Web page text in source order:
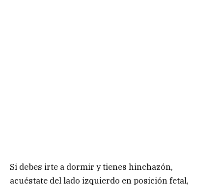
Si debes irte a dormir y tienes hinchazón,
acuéstate del lado izquierdo en posición fetal,